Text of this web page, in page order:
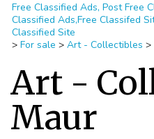
Free Classified Ads, Post Free
Classified Ads,Free Classifed
Classified Site
> For sale > Art - Collectibles >
Art -
Maur